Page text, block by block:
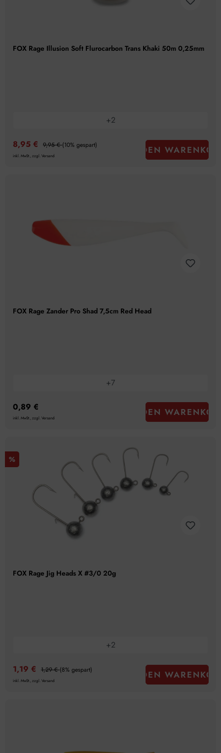
FOX Rage Illusion Soft Flurocarbon Trans Khaki 50m 0,25mm
+2
8,95 € 9,95 €(10% gespart)
inkl. MwSt., zzgl. Versand IN DEN
FOX Rage Zander Pro Shad 7,5cm Red Head
+7
0,89 €
inkl. MwSt., zzgl. Versand IN DEN
%
FOX Rage Jig Heads X #3/0 20g
+2
1,19 € 1,29 €(8% gespart)
inkl. MwSt., zzgl. Versand IN DEN